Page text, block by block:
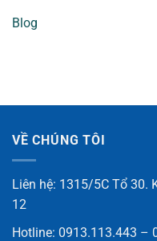
Blog
VỀ CHÚNG TÔI
Liên hệ: 1315/5C Tổ 30.
12
Hotline: 0913.113.443 –